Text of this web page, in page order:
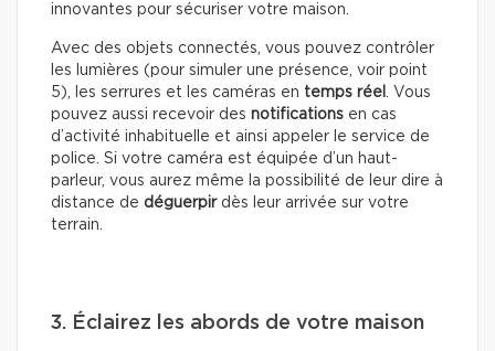
innovantes pour sécuriser votre maison.
Avec des objets connectés, vous pouvez contrôler
les lumières (pour simuler une présence, voir point
5), les serrures et les caméras en temps réel
. Vous
pouvez aussi recevoir des notifications en cas
d’activité inhabituelle et ainsi appeler le service de
police. Si votre caméra est équipée d’un haut-
parleur, vous aurez même la possibilité de leur dire à
distance de déguerpirdès leur arrivée sur votre
terrain.
3. Éclairez les abords de votre maison